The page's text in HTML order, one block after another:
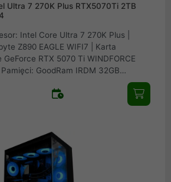
Ultra 7 270K Plus RTX5070Ti 2TB
Intel Core Ultra 7 270K Plus |
Z890 EAGLE WIFI7 | Karta
RTX 5070 Ti WINDFORCE
Pamięci: GoodRam IRDM 32GB
CL32 | Dysk: Patriot SSD Viper
PCIe NVMe Gen4 | Obudowa:
4x Fander P12 PWM PST ARGB |
Valkyrie A360 Black